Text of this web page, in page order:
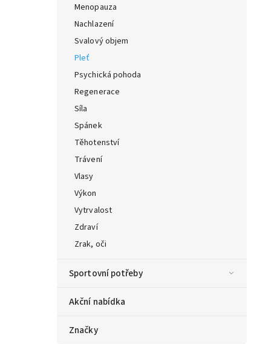
Menopauza
Nachlazení
Svalový objem
Pleť
Psychická pohoda
Regenerace
Síla
Spánek
Těhotenství
Trávení
Vlasy
Výkon
Vytrvalost
Zdraví
Zrak, oči
Sportovní potřeby
Akční nabídka
Značky